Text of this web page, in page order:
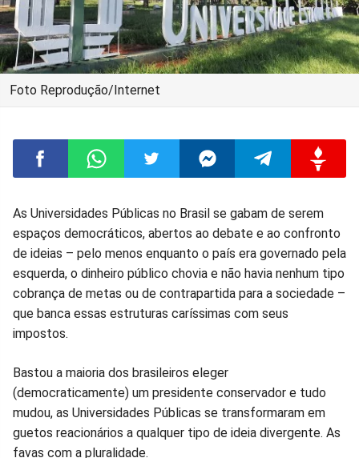
Foto Reprodução/Internet
Compartilhar
no
Facebook
Compartilhar
no
Whatsapp
Compartilhar
no
Twitter
Compartilhar
no
Messenger
Compartilhar
no
Telegram
no
Gettr
As Universidades Públicas no Brasil se gabam de serem
espaços democráticos, abertos ao debate e ao confronto
de ideias – pelo menos enquanto o país era governado pela
esquerda, o dinheiro público chovia e não havia nenhum tipo
cobrança de metas ou de contrapartida para a sociedade –
que banca essas estruturas caríssimas com seus
impostos.
Bastou a maioria dos brasileiros eleger
(democraticamente) um presidente conservador e tudo
mudou, as Universidades Públicas se transformaram em
guetos reacionários a qualquer tipo de ideia divergente. As
favas com a pluralidade.